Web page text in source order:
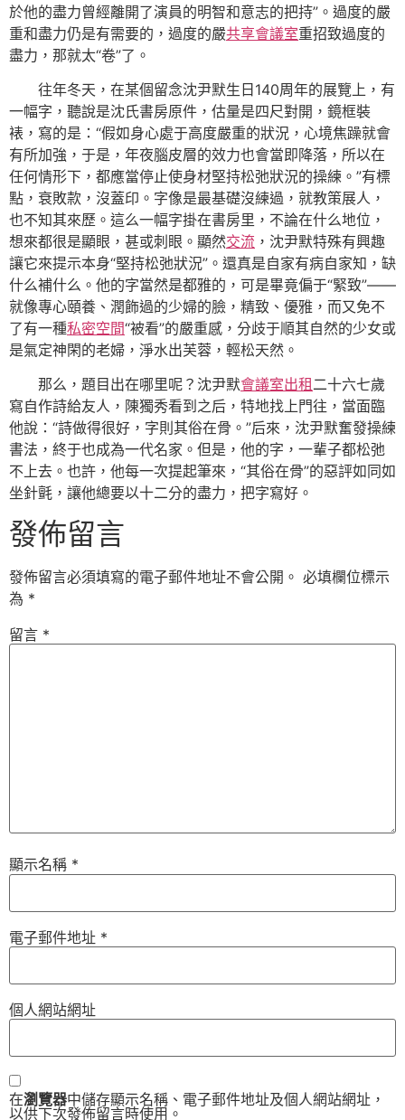
於他的盡力曾經離開了演員的明智和意志的把持”。過度的嚴
重和盡力仍是有需要的，過度的嚴共享會議室重招致過度的
盡力，那就太“卷”了。
往年冬天，在某個留念沈尹默生日140周年的展覽上，有
一幅字，聽說是沈氏書房原件，估量是四尺對開，鏡框裝
裱，寫的是：“假如身心處于高度嚴重的狀況，心境焦躁就會
有所加強，于是，年夜腦皮層的效力也會當即降落，所以在
任何情形下，都應當停止使身材堅持松弛狀況的操練。”有標
點，衰敗款，沒蓋印。字像是最基礎沒練過，就教策展人，
也不知其來歷。這么一幅字掛在書房里，不論在什么地位，
想來都很是顯眼，甚或刺眼。顯然交流 ，沈尹默特殊有興趣
讓它來提示本身“堅持松弛狀況”。還真是自家有病自家知，缺
什么補什么。他的字當然是都雅的，可是畢竟偏于“緊致”——
就像專心頤養、潤飾過的少婦的臉，精致、優雅，而又免不
了有一種私密空間“被看”的嚴重感，分歧于順其自然的少女或
是氣定神閑的老婦，淨水出芙蓉，輕松天然。
那么，題目出在哪里呢？沈尹默會議室出租 二十六七歲
寫自作詩給友人，陳獨秀看到之后，特地找上門往，當面臨
他說：“詩做得很好，字則其俗在骨。”后來，沈尹默奮發操練
書法，終于也成為一代名家。但是，他的字，一輩子都松弛
不上去。也許，他每一次提起筆來，“其俗在骨”的惡評如同如
坐針氈，讓他總要以十二分的盡力，把字寫好。
發佈留言
發佈留言必須填寫的電子郵件地址不會公開。 必填欄位標示
為 *
留言 *
顯示名稱 *
電子郵件地址 *
個人網站網址
在瀏覽器中儲存顯示名稱、電子郵件地址及個人網站網址，
以供下次發佈留言時使用。